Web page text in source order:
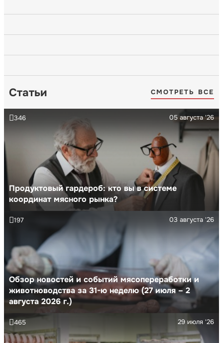
Статьи СМОТРЕТЬ ВСЕ
Продуктовый гардероб: кто вы в системе
координат мясного рынка?
05 августа '26
346
Обзор новостей и событий мясопереработки и
животноводства за 31-ю неделю (27 июля – 2
августа 2026 г.)
03 августа '26
197
29 июля '26
465